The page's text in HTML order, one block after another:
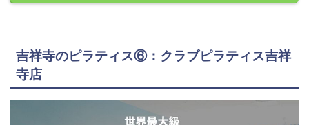
吉祥寺のピラティス⑥：クラブピラティス吉祥
寺店